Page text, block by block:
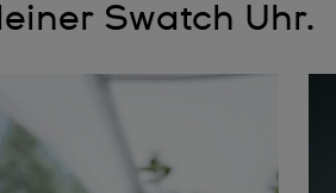
Swatch Uhr.